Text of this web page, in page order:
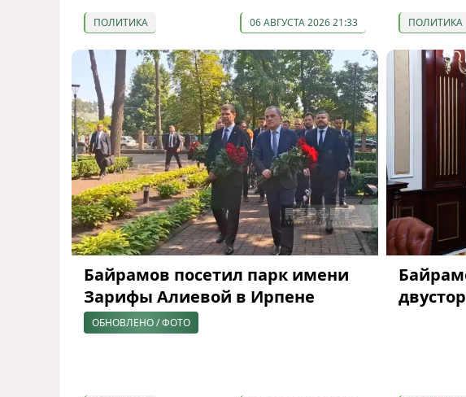
ПОЛИТИКА 06 АВГУСТА 2026 21:33 ПОЛИТИКА
Байрамов посетил парк имени
Зарифы Алиевой в Ирпене
ОБНОВЛЕНО / ФОТО